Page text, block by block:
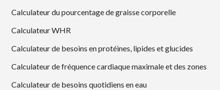
Calculateur du pourcentage de graisse corporelle
Calculateur WHR
Calculateur de besoins en protéines, lipides et glucides
Calculateur de fréquence cardiaque maximale et des zones
Calculateur de besoins quotidiens en eau